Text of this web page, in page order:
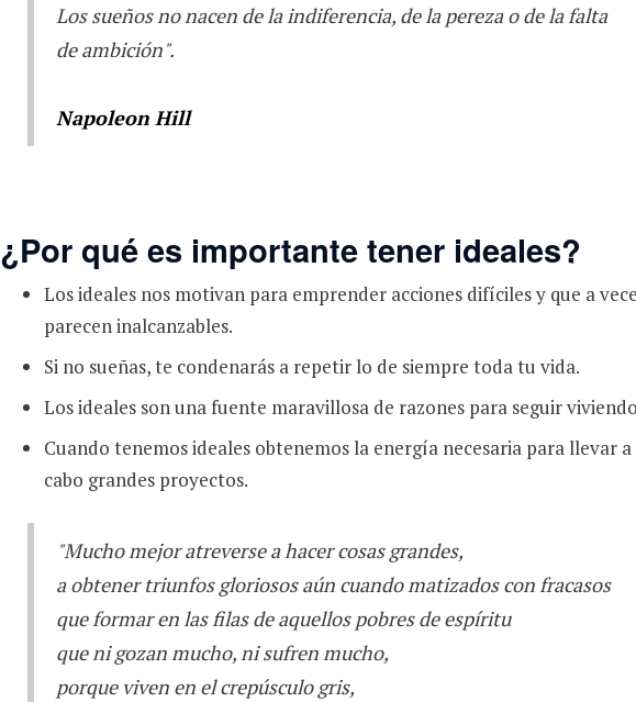
Los sueños no nacen de la indiferencia, de la pereza o de la falta
de ambición".
Napoleon Hill
¿Por qué es importante tener ideales?
Los ideales nos motivan para emprender acciones difíciles y que a
parecen inalcanzables.
Si no sueñas, te condenarás a repetir lo de siempre toda tu vida.
Los ideales son una fuente maravillosa de razones para seguir
Cuando tenemos ideales obtenemos la energía necesaria para llevar a
cabo grandes proyectos.
"Mucho mejor atreverse a hacer cosas grandes,
a obtener triunfos gloriosos aún cuando matizados con fracasos
que formar en las filas de aquellos pobres de espíritu
que ni gozan mucho, ni sufren mucho,
porque viven en el crepúsculo gris,